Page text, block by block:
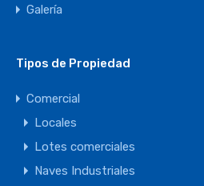
Galería
Tipos de Propiedad
Comercial
Locales
Lotes comerciales
Naves Industriales